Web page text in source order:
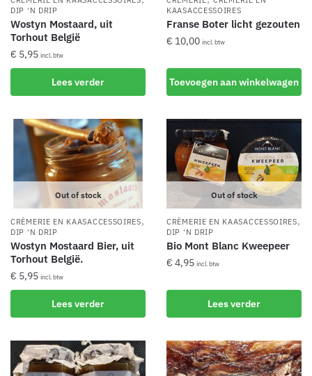
DIP 'N DRIP
Wostyn Mostaard, uit
Torhout België
€ 5,95 incl. btw
Lees verder
KAASACCESSOIRES
Franse Boter licht gezouten
€ 10,00 incl. btw
Toevoegen aan winkelwagen
Out of stock
CRÈMERIE EN KAASACCESSOIRES,
DIP 'N DRIP
Wostyn Mostaard Bier, uit
Torhout België.
€ 5,95 incl. btw
Lees verder
Out of stock
CRÈMERIE EN KAASACCESSOIRES,
DIP 'N DRIP
Bio Mont Blanc Kweepeer
€ 4,95 incl. btw
Lees verder